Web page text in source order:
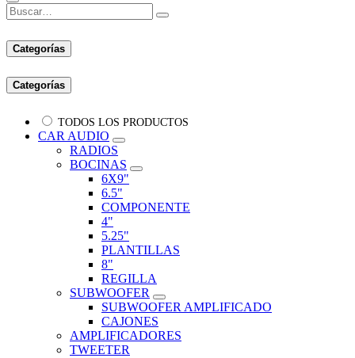
Categorías
Categorías
TODOS LOS PRODUCTOS
CAR AUDIO
RADIOS
BOCINAS
6X9"
6.5"
COMPONENTE
4"
5.25"
PLANTILLAS
8"
REGILLA
SUBWOOFER
SUBWOOFER AMPLIFICADO
CAJONES
AMPLIFICADORES
TWEETER